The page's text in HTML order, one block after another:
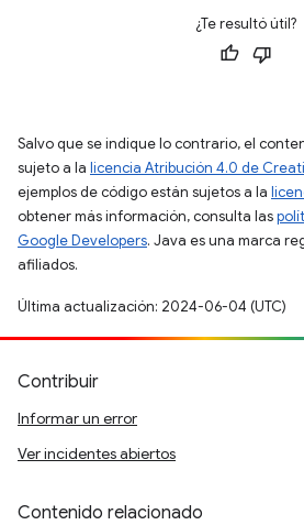
¿Te resultó útil?
Salvo que se indique lo contrario, el
sujeto a la licencia Atribución 4.0 de
ejemplos de código están sujetos a la
obtener más información, consulta las
Google Developers. Java es una marca
afiliados.
Última actualización: 2024-06-04 (UTC)
Contribuir
Informar un error
Ver incidentes abiertos
Contenido relacionado